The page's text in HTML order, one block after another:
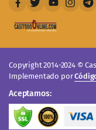
Copyright 2014-2024 ©
Implementado por
Aceptamos: